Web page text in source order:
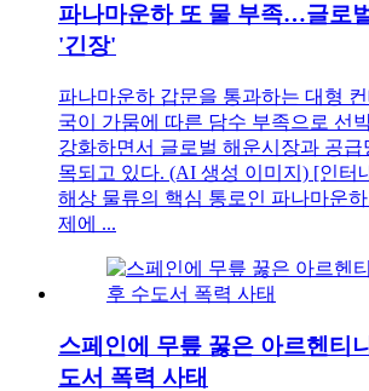
파나마운하 또 물 부족…글로
'긴장'
파나마운하 갑문을 통과하는 대형
국이 가뭄에 따른 담수 부족으로 선
강화하면서 글로벌 해운시장과 공
목되고 있다. (AI 생성 이미지) [인터
해상 물류의 핵심 통로인 파나마운
제에 ...
스페인에 무릎 꿇은 아르헨티
도서 폭력 사태